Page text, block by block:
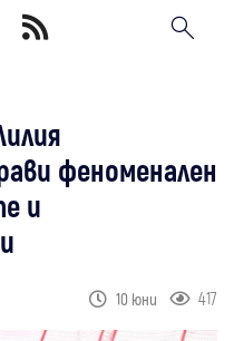
феноменален
и
10 юни 417